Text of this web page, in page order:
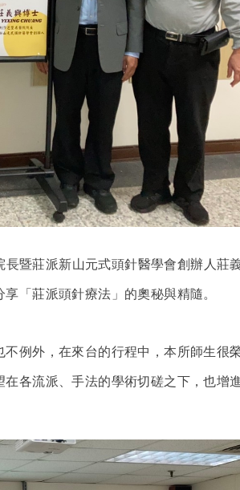
暨莊派新山元式頭針醫學會創辦人莊
「莊派頭針療法」的奧秘與精隨。
例外，在來台的行程中，本所師生很
各流派、手法的學術切磋之下，也增